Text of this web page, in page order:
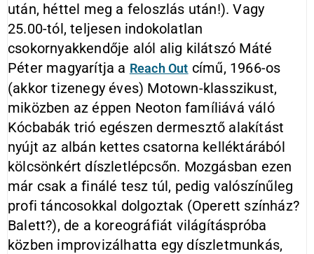
után, héttel meg a feloszlás után!). Vagy
25.00-tól, teljesen indokolatlan
csokornyakkendője alól alig kilátszó Máté
Péter magyarítja a Reach Out című, 1966-os
(akkor tizenegy éves) Motown-klasszikust,
miközben az éppen Neoton famíliává váló
Kócbabák trió egészen dermesztő alakítást
nyújt az albán kettes csatorna kelléktárából
kölcsönkért díszletlépcsőn. Mozgásban ezen
már csak a finálé tesz túl, pedig valószínűleg
profi táncosokkal dolgoztak (Operett színház?
Balett?), de a koreográfiát világításpróba
közben improvizálhatta egy díszletmunkás,